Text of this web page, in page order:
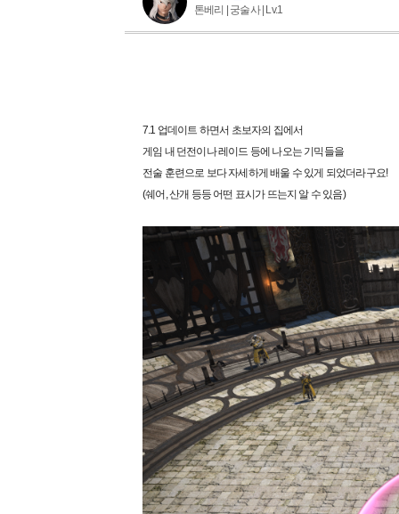
톤베리 | 궁술사 | Lv.1
7.1 업데이트 하면서 초보자의 집에서
게임 내 던전이나 레이드 등에 나오는 기믹들을
전술 훈련으로 보다 자세하게 배울 수 있게 되었더라구요!
(쉐어, 산개 등등 어떤 표시가 뜨는지 알 수 있음)